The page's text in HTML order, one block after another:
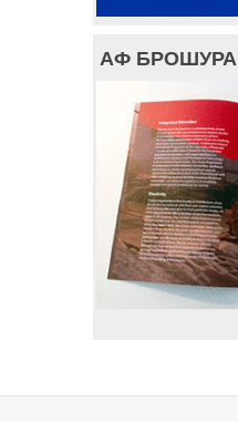
АФ БРОШУРА